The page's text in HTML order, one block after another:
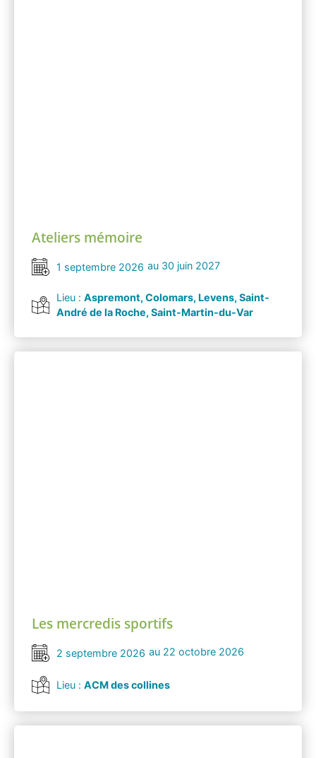
Ateliers mémoire
1 septembre 2026 au 30 juin 2027
Lieu : Aspremont, Colomars, Levens, Saint-
André de la Roche, Saint-Martin-du-Var
Les mercredis sportifs
2 septembre 2026 au 22 octobre 2026
Lieu : ACM des collines